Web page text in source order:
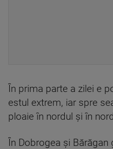
În prima parte a zilei e
estul extrem, iar spre
ploaie în nordul și în
În Dobrogea și